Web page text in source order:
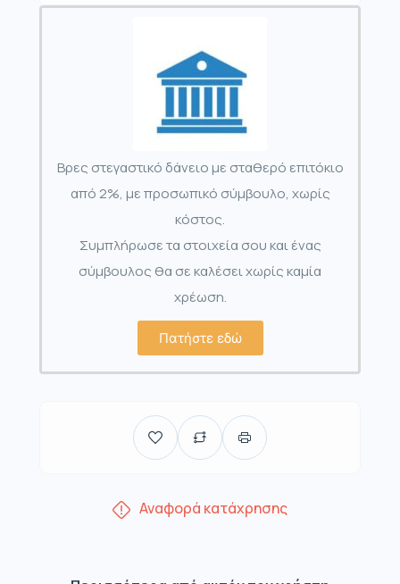
Βρες στεγαστικό δάνειο με σταθερό επιτόκιο
από 2%, με προσωπικό σύμβουλο, χωρίς
κόστος.
Συμπλήρωσε τα στοιχεία σου και ένας
σύμβουλος θα σε καλέσει χωρίς καμία
χρέωση.
Πατήστε εδώ
Αναφορά κατάχρησης